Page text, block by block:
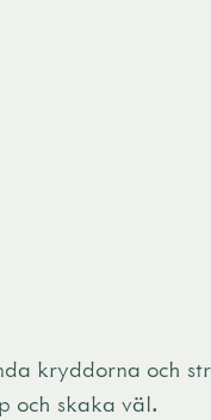
kryddorna och
och skaka väl.